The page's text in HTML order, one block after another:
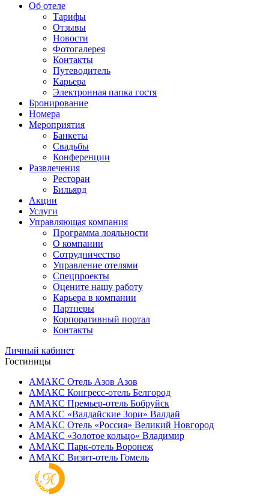
Об отеле
Тарифы
Отзывы
Новости
Фотогалерея
Контакты
Путеводитель
Карьера
Электронная папка гостя
Бронирование
Номера
Мероприятия
Банкеты
Свадьбы
Конференции
Развлечения
Ресторан
Бильярд
Акции
Услуги
Управляющая компания
Программа лояльности
О компании
Сотрудничество
Управление отелями
Спецпроекты
Оцените нашу работу
Карьера в компании
Партнеры
Корпоративный портал
Контакты
Личный кабинет
Гостиницы
АМАКС Отель ‎Азов Азов
АМАКС Конгресс-отель Белгород
АМАКС Премьер-отель Бобруйск
АМАКС «‎Валдайские Зори» Валдай
АМАКС Отель «‎Россия» Великий Новгород
АМАКС «‎Золотое кольцо» Владимир
АМАКС Парк-отель Воронеж
АМАКС Визит-отель Гомель